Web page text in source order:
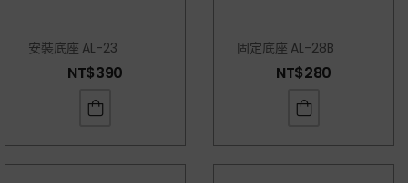
安裝底座 AL-23
NT$390
固定底座 AL-28B
NT$280